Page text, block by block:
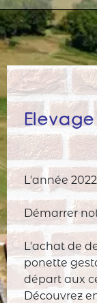
Elevage
L'année
Démarrer
L'achat de
ponette
départ aux
Découvrez